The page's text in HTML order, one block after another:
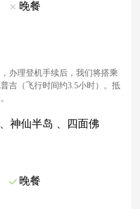
晚餐
办理登机手续后，我们将搭乘
吉（飞行时间约3.5小时）。抵
神仙半岛 、四面佛
晚餐